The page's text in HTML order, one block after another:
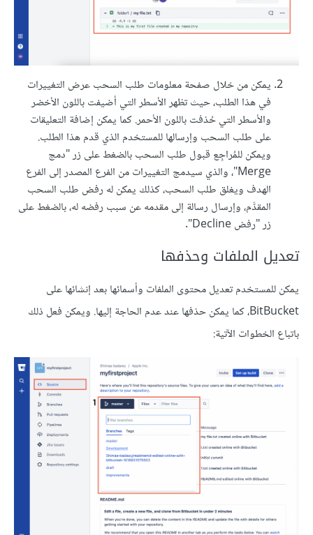
يمكن من خلال صفحة معلومات طلب السحب عرض التغييرات
في هذا الطلب، حيث تظهر الأسطر التي أضيفت باللون الأخضر
والأسطر التي حُذفت باللون الأحمر. كما يمكن إضافة التعليقات
على طلب السحب وإرسالها للمستخدم الذي قدم هذا الطلب.
ويمكن للمُراجِع قبول طلب السحب بالضغط على زر "دمج
Merge"، والذي سيدمج التغييرات من الفرع المصدر إلى الفرع
الهدف ويغلق طلب السحب، كذلك يمكن له رفض طلب السحب
المقدَّم، وإرسال رسالة إلى مقدمه عن سبب رفضه له، بالضغط على
زر "رفض Decline".
تعديل الملفات وحذفها
يمكن للمستخدم تعديل محتوى الملفات وأسمائها بعد إنشائها على
BitBucket، كما يمكن حذفها عند عدم الحاجة إليها. ويمكن فعل ذلك
باتباع الخطوات الآتية: